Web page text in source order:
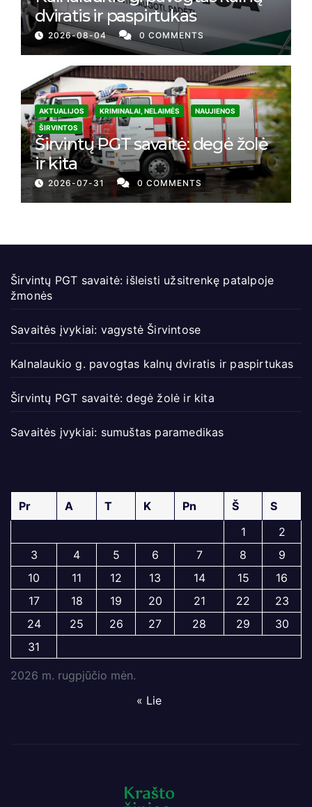
dviratis ir paspirtukas
2026-08-04 0 COMMENTS
AKTUALIJOS KRIMINALAI, NELAIMĖS
NAUJIENOS
ŠIRVINTOS
Širvintų PGT savaitė: degė žolė
ir kita
2026-07-31 0 COMMENTS
Širvintų PGT savaitė: išleisti užsitrenkę patalpoje
žmonės
Savaitės įvykiai: vagystė Širvintose
Kalnalaukio g. pavogtas kalnų dviratis ir paspirtukas
Širvintų PGT savaitė: degė žolė ir kita
Savaitės įvykiai: sumuštas paramedikas
2026 m. rugpjūčio mėn.
Pr A T K Pn Š
S
1
2
3
4 5 6 7 8
9
10
11 12 13 14 15
16
17
18 19 20 21 22
23
24
25 26 27 28 29
30
31
« Lie